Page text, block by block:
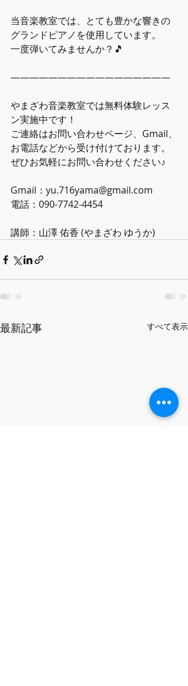
当音楽教室では、とても豊かな響きの
グランドピアノを使用しています。
一度弾いてみませんか？🎵
―――――――――――――――――
やまざわ音楽教室では無料体験レッス
ン実施中です！
ご連絡はお問い合わせページ、Gmail、
お電話などから受け付けております。
ぜひお気軽にお問い合わせください♪
Gmail：yu.716yama@gmail.com
電話：090-7742-4454
講師：山澤 佑香 (やまざわ ゆうか)
最新記事 すべて表示